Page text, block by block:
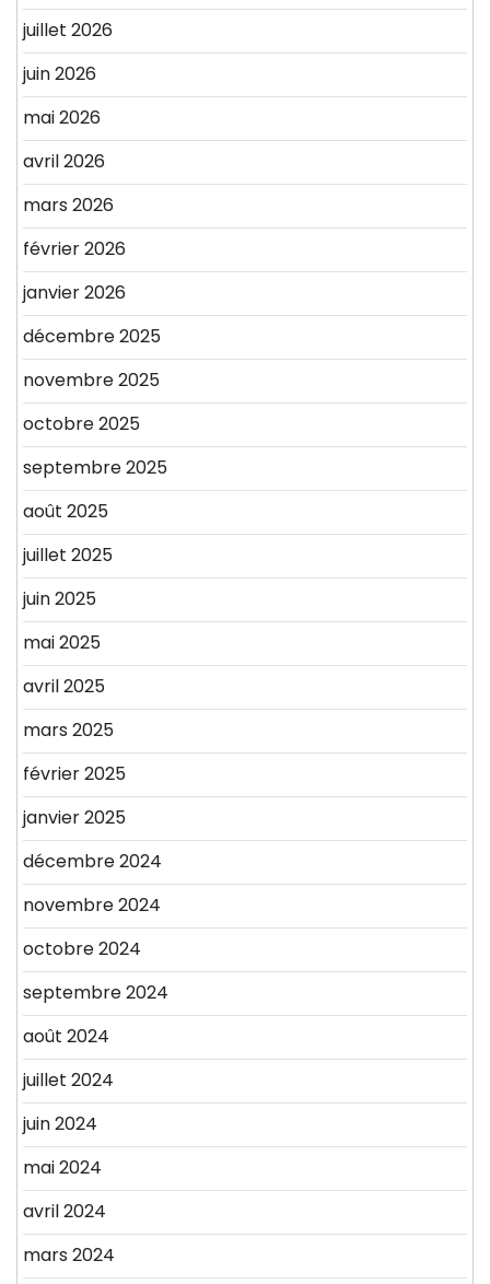
juillet 2026
juin 2026
mai 2026
avril 2026
mars 2026
février 2026
janvier 2026
décembre 2025
novembre 2025
octobre 2025
septembre 2025
août 2025
juillet 2025
juin 2025
mai 2025
avril 2025
mars 2025
février 2025
janvier 2025
décembre 2024
novembre 2024
octobre 2024
septembre 2024
août 2024
juillet 2024
juin 2024
mai 2024
avril 2024
mars 2024